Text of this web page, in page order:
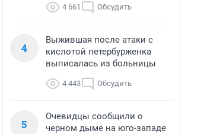
4 661 Обсудить
4
Выжившая после атаки с
кислотой петербурженка
выписалась из больницы
4 443 Обсудить
5
Очевидцы сообщили о
черном дыме на юго-западе